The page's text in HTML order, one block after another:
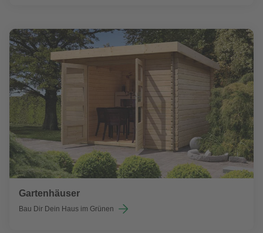
Gartenhäuser
Bau Dir Dein Haus im Grünen